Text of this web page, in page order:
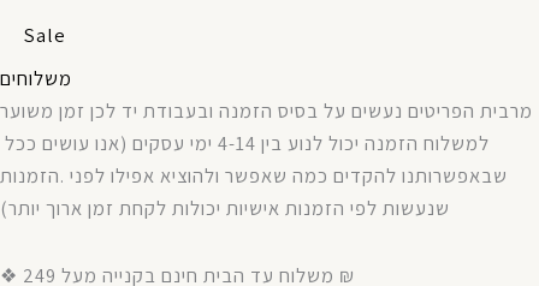
Sale
משלוחים
מרבית הפריטים נעשים על בסיס הזמנה ובעבודת יד לכן זמן משוער
למשלוח הזמנה יכול לנוע בין ימי עסקים (אנו עושים ככל
שבאפשרותנו להקדים כמה שאפשר ולהוציא אפילו לפני .הזמנות
שנעשות לפי הזמנות אישיות יכולות לקחת זמן ארוך יותר)
❖ משלוח עד הבית חינם בקנייה מעל 249 ₪